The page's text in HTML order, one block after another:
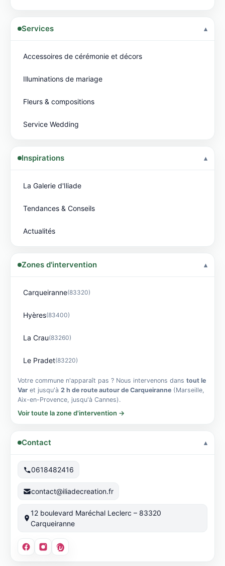
Services
Accessoires de cérémonie et décors
Illuminations de mariage
Fleurs & compositions
Service Wedding
Inspirations
La Galerie d'Iliade
Tendances & Conseils
Actualités
Zones d'intervention
Carqueiranne(83320)
Hyères(83400)
La Crau(83260)
Le Pradet(83220)
Votre commune n'apparaît pas ? Nous intervenons dans tout le
Var et jusqu'à 2 h de route autour de Carqueiranne (Marseille,
Aix-en-Provence, jusqu'à Cannes).
Voir toute la zone d'intervention →
Contact
0618482416
contact@iliadecreation.fr
12 boulevard Maréchal Leclerc – 83320
Carqueiranne